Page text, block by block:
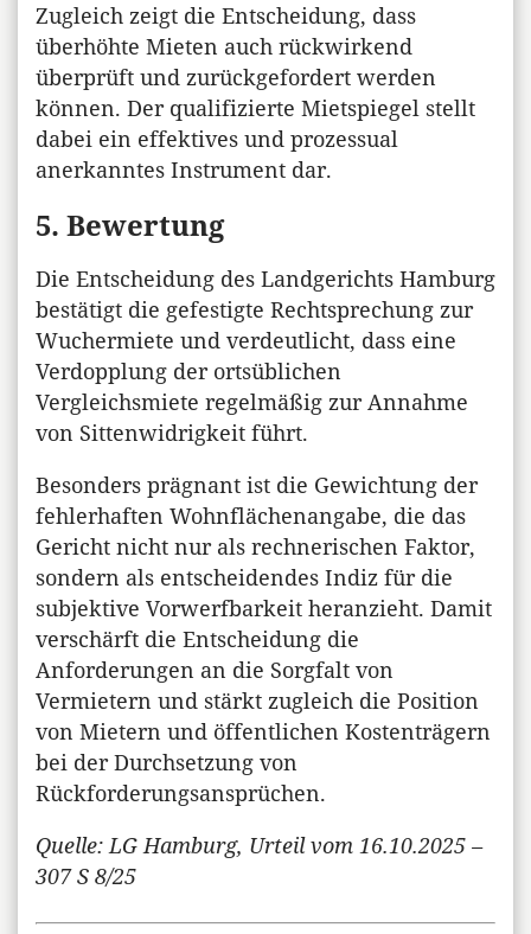
Zugleich zeigt die Entscheidung, dass
überhöhte Mieten auch rückwirkend
überprüft und zurückgefordert werden
können. Der qualifizierte Mietspiegel stellt
dabei ein effektives und prozessual
anerkanntes Instrument dar.
5. Bewertung
Die Entscheidung des Landgerichts Hamburg
bestätigt die gefestigte Rechtsprechung zur
Wuchermiete und verdeutlicht, dass eine
Verdopplung der ortsüblichen
Vergleichsmiete regelmäßig zur Annahme
von Sittenwidrigkeit führt.
Besonders prägnant ist die Gewichtung der
fehlerhaften Wohnflächenangabe, die das
Gericht nicht nur als rechnerischen Faktor,
sondern als entscheidendes Indiz für die
subjektive Vorwerfbarkeit heranzieht. Damit
verschärft die Entscheidung die
Anforderungen an die Sorgfalt von
Vermietern und stärkt zugleich die Position
von Mietern und öffentlichen Kostenträgern
bei der Durchsetzung von
Rückforderungsansprüchen.
Quelle: LG Hamburg, Urteil vom 16.10.2025 –
307 S 8/25